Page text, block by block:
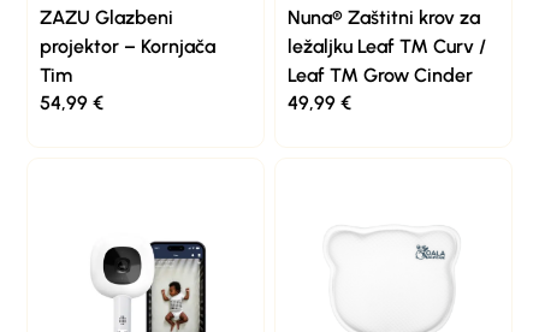
ZAZU Glazbeni
projektor – Kornjača
Tim
54,99€
Nuna® Zaštitni krov za
ležaljku Leaf ™ Curv /
Leaf ™ Grow Cinder
49,99 €